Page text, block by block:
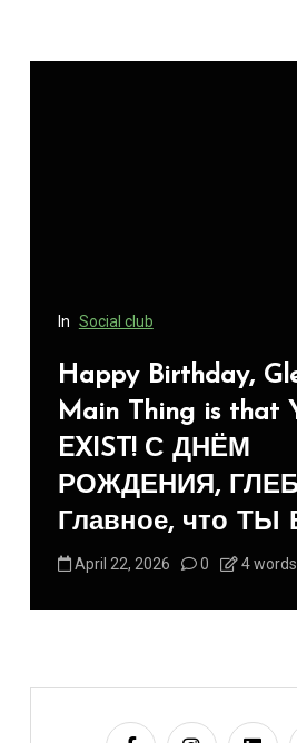
In Social club
Happy Birthday,
Main Thing is that
EXIST! С ДНЁМ
РОЖДЕНИЯ,
Главное, что ТЫ
April 22, 2026 0 4 words